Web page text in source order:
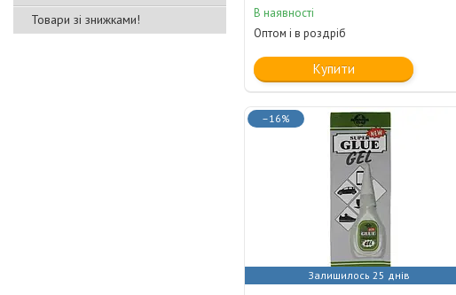
Товари зі знижками!
В наявності
Оптом і в роздріб
Купити
–16%
Залишилось 25 днів